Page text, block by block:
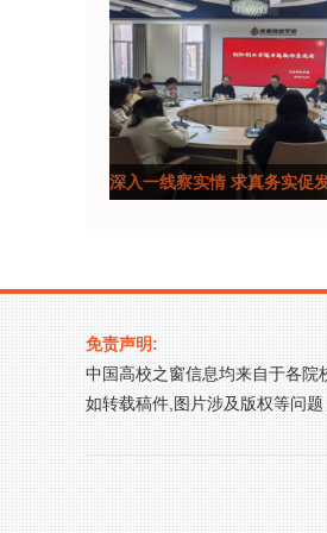
深入一线察实情 求真务实
免责声明:
中国高校之窗信息均来自于各
如转载稿件,图片涉及版权等问